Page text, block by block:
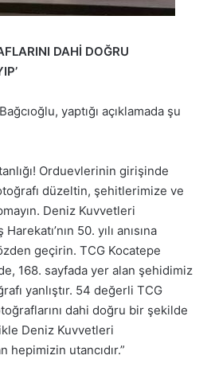
DAHİ DOĞRU
yaptığı açıklamada şu
Orduevlerinin girişinde
düzeltin, şehitlerimize ve
Deniz Kuvvetleri
50. yılı anısına
geçirin. TCG Kocatepe
168. sayfada yer alan şehidimiz
yanlıştır. 54 değerli TCG
dahi doğru bir şekilde
Deniz Kuvvetleri
hepimizin utancıdır.”